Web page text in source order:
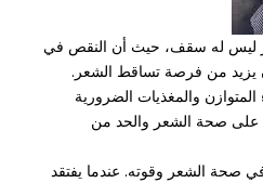
ليس له سقف، حيث أن النقص في
يزيد من فرصة تساقط الشعر.
والمغذيات الضرورية
على صحة الشعر والحد من
صحة الشعر وقوته. عندما يفتقد